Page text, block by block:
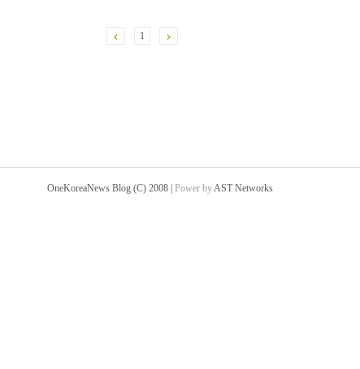
1
OneKoreaNews Blog (C) 2008 | Power byAST Networks